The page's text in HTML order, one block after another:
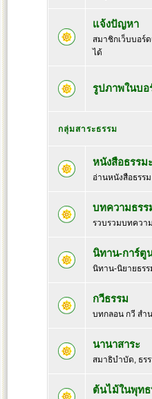
แจ้งปัญหา
สมาชิกเว็บบอร์
ได้
รูปภาพในบอ
กลุ่มสาระธรรม
หนังสือธรรม
อ่านหนังสือธรร
บทความธรร
รวบรวมบทควา
นิทาน-การ์ตู
นิทาน-นิยายธร
กวีธรรม
บทกลอน กวี สำ
นานาสาระ
สมาธิบำบัด, ธร
ต้นไม้ในพุท